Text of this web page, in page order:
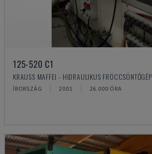
125-520 C1
KRAUSS MAFFEI - HIDRAULIKUS FRÖCCSÖNTŐGÉP
ÍRORSZÁG 2001 26.000 ÓRA